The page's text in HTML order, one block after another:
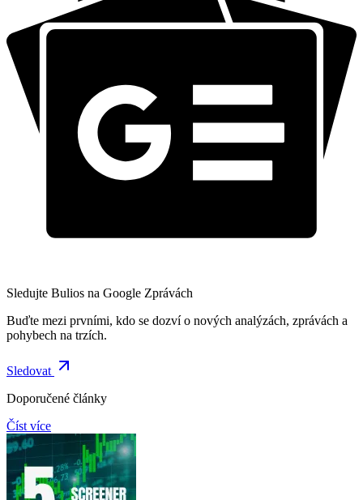
Sledujte Bulios na Google Zprávách
Buďte mezi prvními, kdo se dozví o nových analýzách, zprávách a
pohybech na trzích.
Sledovat
Doporučené články
Číst více